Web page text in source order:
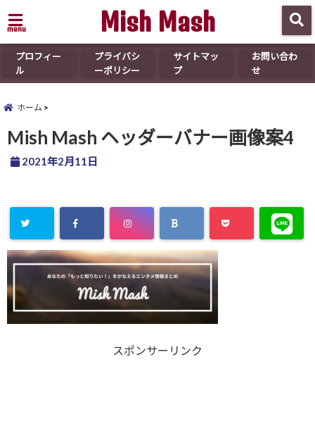
menu Mish Mash
プロフィー
ル
プライバシ
ーポリシー
サイトマッ
プ
お問い合わ
せ
ホーム
Mish Mash ヘッダーバナー画像案4
2021年2月11日
スポンサーリンク